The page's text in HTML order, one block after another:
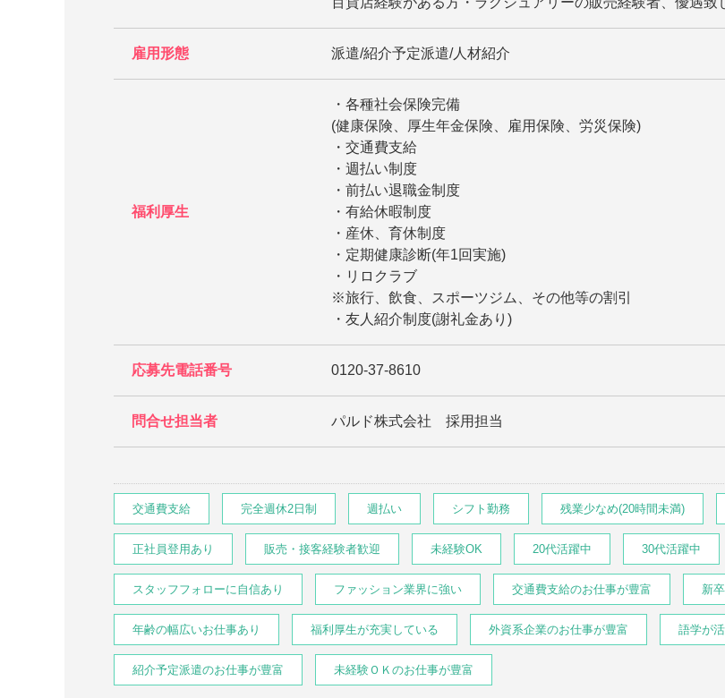
雇用形態 派遣/紹介予定派遣/人材紹介
福利厚生
・各種社会保険完備
(健康保険、厚生年金保険、雇用保険、労災保険)
・交通費支給
・週払い制度
・前払い退職金制度
・有給休暇制度
・産休、育休制度
・定期健康診断(年1回実施)
・リロクラブ
※旅行、飲食、スポーツジム、その他等の割引
・友人紹介制度(謝礼金あり)
応募先電話番号 0120-37-8610
問合せ担当者 パルド株式会社 採用担当
交通費支給 完全週休2日制 週払い シフト勤務 残業少なめ(20時間未満)
正社員登用あり 販売・接客経験者歓迎 未経験OK 20代活躍中 30代活躍中
スタッフフォローに自信あり ファッション業界に強い 交通費支給のお仕事が豊富 新
年齢の幅広いお仕事あり 福利厚生が充実している 外資系企業のお仕事が豊富 語学が
紹介予定派遣のお仕事が豊富 未経験ＯＫのお仕事が豊富